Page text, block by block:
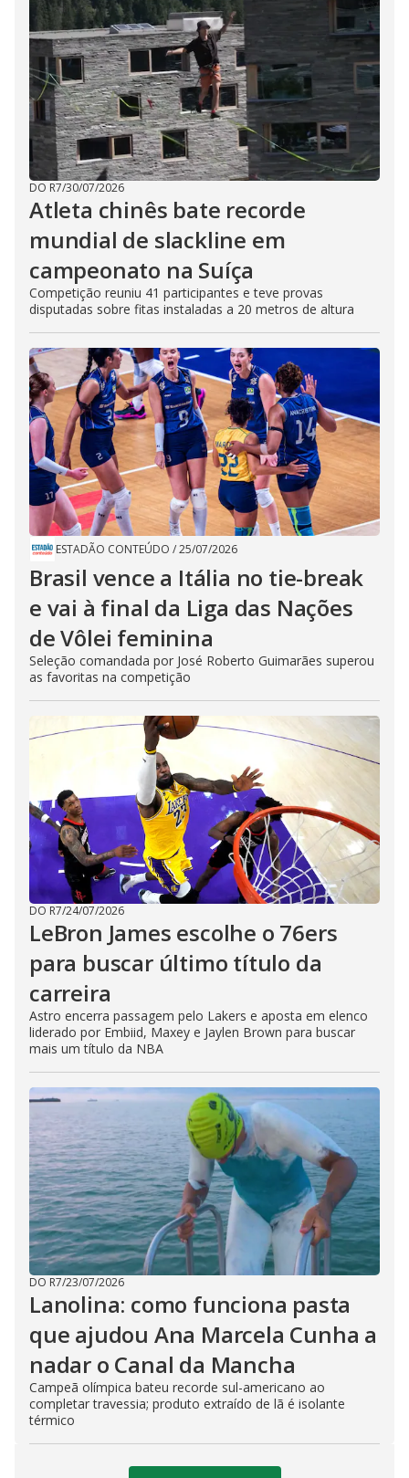
DO R7/30/07/2026
Atleta chinês bate recorde
mundial de slackline em
campeonato na Suíça
Competição reuniu 41 participantes e teve provas
disputadas sobre fitas instaladas a 20 metros de altura
ESTADÃO CONTEÚDO /25/07/2026
Brasil vence a Itália no tie-break
e vai à final da Liga das Nações
de Vôlei feminina
Seleção comandada por José Roberto Guimarães superou
as favoritas na competição
DO R7/24/07/2026
LeBron James escolhe o 76ers
para buscar último título da
carreira
Astro encerra passagem pelo Lakers e aposta em elenco
liderado por Embiid, Maxey e Jaylen Brown para buscar
mais um título da NBA
DO R7/23/07/2026
Lanolina: como funciona pasta
que ajudou Ana Marcela Cunha a
nadar o Canal da Mancha
Campeã olímpica bateu recorde sul-americano ao
completar travessia; produto extraído de lã é isolante
térmico